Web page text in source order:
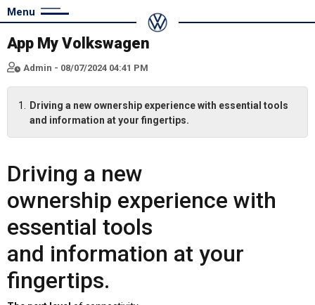
Menu
App My Volkswagen
Admin - 08/07/2024 04:41 PM
Driving a new ownership experience with essential tools
and information at your fingertips.
Driving a new
ownership experience with
essential tools
and information at your
fingertips.